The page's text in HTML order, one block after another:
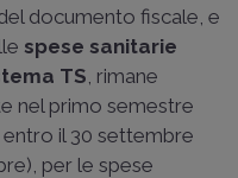
documento fiscale, e
spese sanitarie
TS , rimane
nel primo semestre
il 30 settembre
per le spese